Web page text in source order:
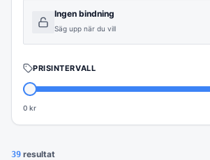
Ingen bindning
Säg upp när du vill
PRISINTERVALL
0 kr
39 resultat